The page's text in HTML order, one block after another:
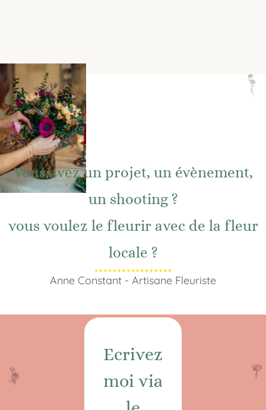
Vous avez un projet, un évènement,
un shooting ?
vous voulez le fleurir avec de la fleur
locale ?
Anne Constant - Artisane Fleuriste
Ecrivez
moi via